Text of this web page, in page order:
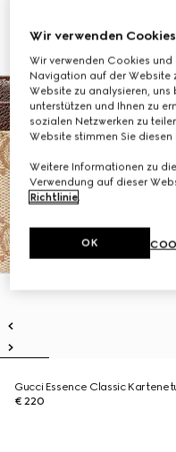
Gucci Essence Classic
€ 220
Wir verwenden Cookies
Wir verwenden Cookies
Navigation auf der Website
Website zu analysieren,
unterstützen und Ihnen zu
sozialen Netzwerken zu
Website stimmen Sie
Weitere Informationen zu
Verwendung auf dieser
Richtlinie.
OK